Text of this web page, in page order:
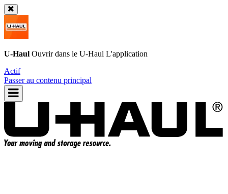
U-Haul Ouvrir dans le U-Haul L'application
Actif
Passer au contenu principal